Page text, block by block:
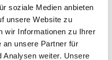
soziale Medien anbieten
unsere Website zu
wir Informationen zu Ihrer
an unsere Partner für
Analysen weiter. Unsere